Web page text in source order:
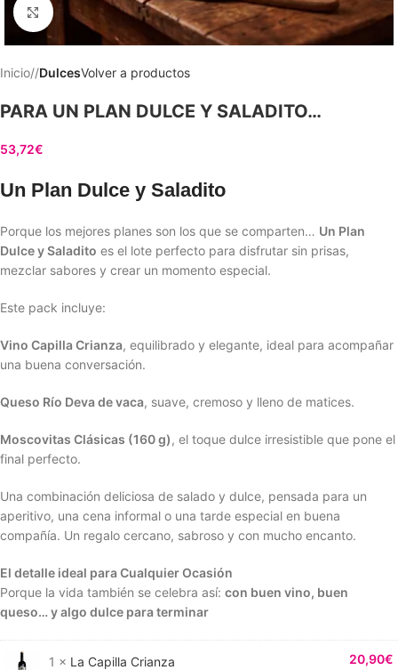
Clic para ampliar
Inicio/ DulcesVolver a productos
PARA UN PLAN DULCE Y SALADITO…
53,72€
Un Plan Dulce y Saladito
Porque los mejores planes son los que se comparten… Un Plan
Dulce y Saladito es el lote perfecto para disfrutar sin prisas,
mezclar sabores y crear un momento especial.
Este pack incluye:
Vino Capilla Crianza, equilibrado y elegante, ideal para acompañar
una buena conversación.
Queso Río Deva de vaca, suave, cremoso y lleno de matices.
Moscovitas Clásicas (160 g), el toque dulce irresistible que pone el
final perfecto.
Una combinación deliciosa de salado y dulce, pensada para un
aperitivo, una cena informal o una tarde especial en buena
compañía. Un regalo cercano, sabroso y con mucho encanto.
El detalle ideal para Cualquier Ocasión
Porque la vida también se celebra así: con buen vino, buen
queso… y algo dulce para terminar
1 × La Capilla Crianza
20,90€